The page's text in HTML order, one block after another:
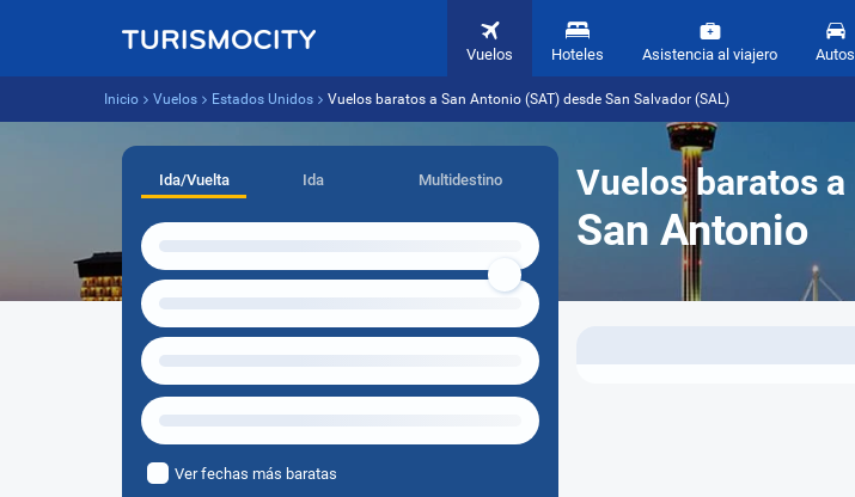
Vuelos Hoteles Asistencia al viajero Autos
Inicio Vuelos Estados Unidos Vuelos baratos a San Antonio (SAT) desde San Salvador (SAL)
Vuelos baratos a
San Antonio
Ida/Vuelta Ida Multidestino
Ver fechas más baratas